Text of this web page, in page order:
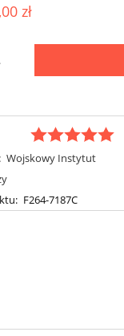
zł
Wojskowy Instytut
F264-7187C